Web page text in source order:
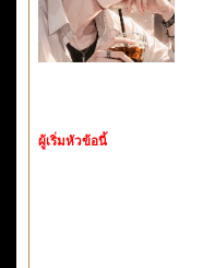
ผู้เริ่มหัวข้อนี้